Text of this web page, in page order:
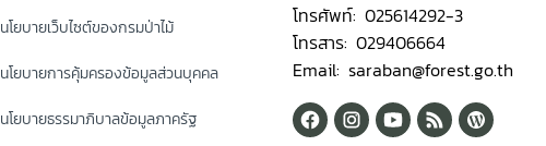
นโยบายเว็บไซต์ของกรมป่าไม้
นโยบายการคุ้มครองข้อมูลส่วนบุคคล
นโยบายธรรมาภิบาลข้อมูลภาครัฐ
โทรศัพท์: 025614292-3
โทรสาร: 029406664
Email: saraban@forest.go.th